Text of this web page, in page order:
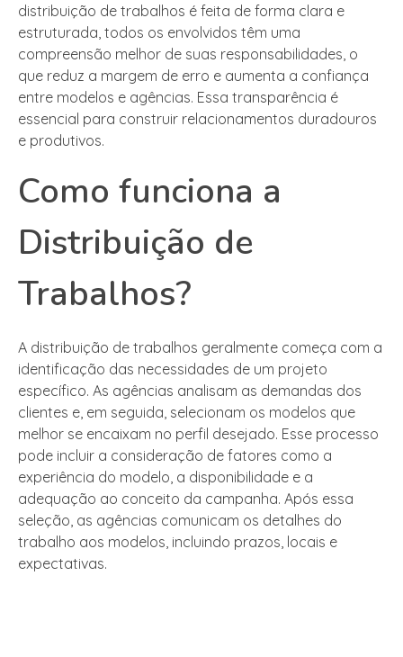
distribuição de trabalhos é feita de forma clara e
estruturada, todos os envolvidos têm uma
compreensão melhor de suas responsabilidades, o
que reduz a margem de erro e aumenta a confiança
entre modelos e agências. Essa transparência é
essencial para construir relacionamentos duradouros
e produtivos.
Como funciona a
Distribuição de
Trabalhos?
A distribuição de trabalhos geralmente começa com a
identificação das necessidades de um projeto
específico. As agências analisam as demandas dos
clientes e, em seguida, selecionam os modelos que
melhor se encaixam no perfil desejado. Esse processo
pode incluir a consideração de fatores como a
experiência do modelo, a disponibilidade e a
adequação ao conceito da campanha. Após essa
seleção, as agências comunicam os detalhes do
trabalho aos modelos, incluindo prazos, locais e
expectativas.